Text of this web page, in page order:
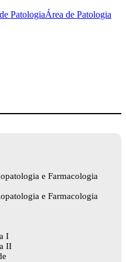
PatologiaÁrea de Patologia
e Farmacologia
e Farmacologia
I
II